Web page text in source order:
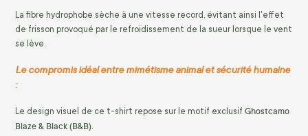
La fibre hydrophobe sèche à une vitesse record, évitant ainsi l'effet
de frisson provoqué par le refroidissement de la sueur lorsque le vent
se lève.
Le compromis idéal entre mimétisme animal et sécurité humaine
:
Le design visuel de ce t-shirt repose sur le motif exclusif Ghostcamo
Blaze & Black (B&B)